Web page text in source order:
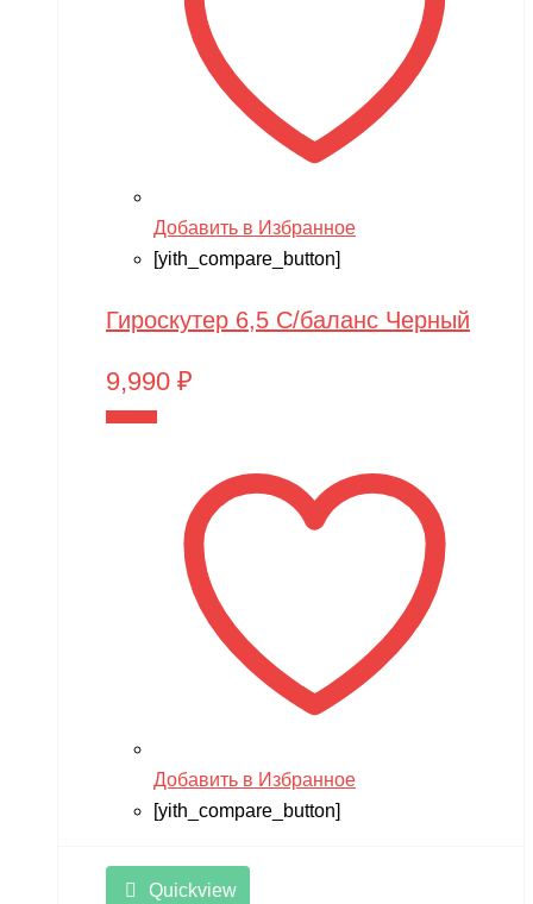
Добавить в Избранное
[yith_compare_button]
Гироскутер 6,5 С/баланс Черный
9,990 ₽
Добавить в Избранное
[yith_compare_button]
Quickview